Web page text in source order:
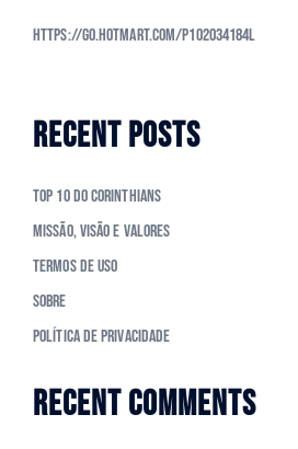
https://go.hotmart.com/P102034184L
RECENT POSTS
Top 10 do Corinthians
Missão, Visão e Valores
Termos de Uso
Sobre
Política de Privacidade
RECENT COMMENTS